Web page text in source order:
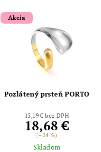
Akcia
Pozlátený prsteň PORTO
15,19 € bez DPH
18,68 €
(–24 %)
Skladom